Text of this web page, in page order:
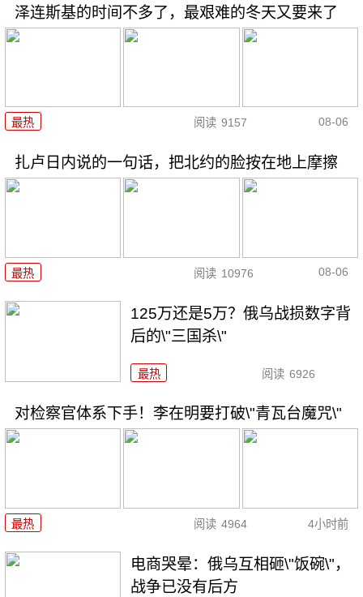
泽连斯基的时间不多了，最艰难的冬天又要来了
最热 阅读 9157 08-06
扎卢日内说的一句话，把北约的脸按在地上摩擦
最热 阅读 10976 08-06
125万还是5万？俄乌战损数字背
后的\"三国杀\"
最热 阅读 6926
对检察官体系下手！李在明要打破\"青瓦台魔咒\"
最热 阅读 4964 4小时前
电商哭晕：俄乌互相砸\"饭碗\"，
战争已没有后方